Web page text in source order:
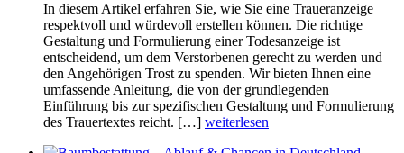
In diesem Artikel erfahren Sie, wie Sie eine Traueranzeige
respektvoll und würdevoll erstellen können. Die richtige
Gestaltung und Formulierung einer Todesanzeige ist
entscheidend, um dem Verstorbenen gerecht zu werden und
den Angehörigen Trost zu spenden. Wir bieten Ihnen eine
umfassende Anleitung, die von der grundlegenden
Einführung bis zur spezifischen Gestaltung und Formulierung
des Trauertextes reicht. […] weiterlesen